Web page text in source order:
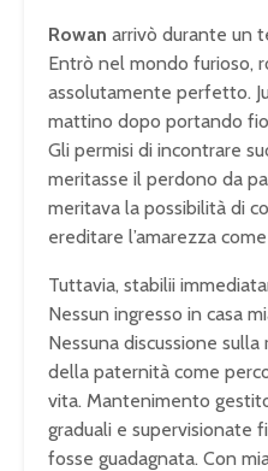
Rowan arrivò durante un
Entrò nel mondo furioso,
assolutamente perfetto.
mattino dopo portando
Gli permisi di incontrare
meritasse il perdono da
meritava la possibilità di
ereditare l’amarezza
Tuttavia, stabilii
Nessun ingresso in casa
Nessuna discussione
della paternità come
vita. Mantenimento
graduali e supervisionate
fosse guadagnata. Con